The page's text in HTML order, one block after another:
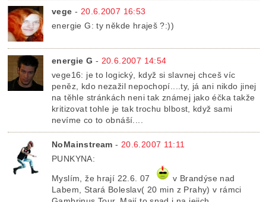
vege - 20.6.2007 16:53
energie G: ty někde hraješ ?:))
energie G - 20.6.2007 14:54
vege16: je to logický, když si slavnej chceš víc
peněz, kdo nezažil nepochopí....ty, já ani nikdo jinej
na těhle stránkách neni tak známej jako éčka takže
kritizovat tohle je tak trochu blbost, když sami
nevíme co to obnáší....
NoMainstream - 20.6.2007 11:11
PUNKYNA:
Myslím, že hrají 22.6. 07
v Brandýse nad
Labem, Stará Boleslav( 20 min z Prahy) v rámci